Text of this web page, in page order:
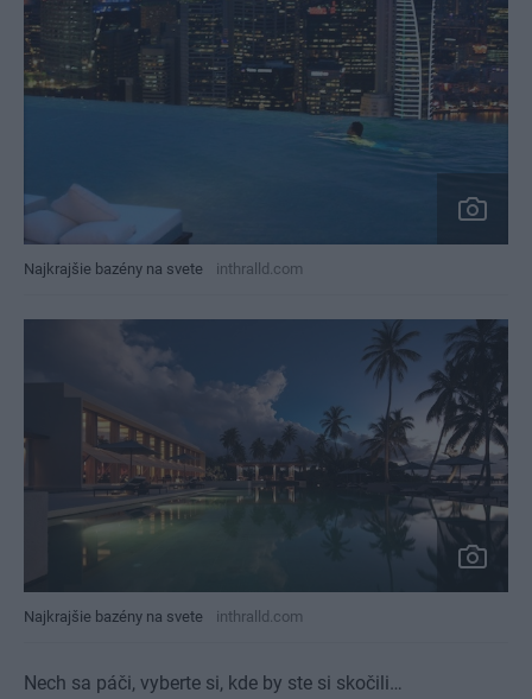
Najkrajšie bazény na svete inthralld.com
Najkrajšie bazény na svete inthralld.com
Nech sa páči, vyberte si, kde by ste si skočili…